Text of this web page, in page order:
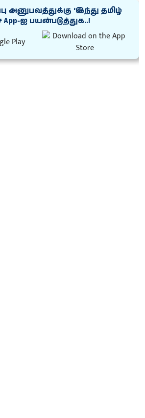
அனுபவத்துக்கு ‘இந்து தமிழ்
App-ஐ பயன்படுத்துக..!